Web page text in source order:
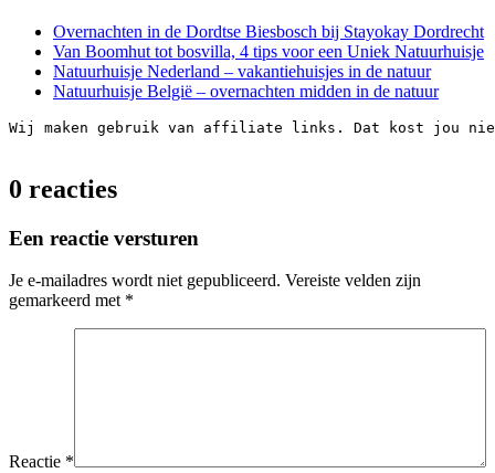
Overnachten in de Dordtse Biesbosch bij Stayokay Dordrecht
Van Boomhut tot bosvilla, 4 tips voor een Uniek Natuurhuisje
Natuurhuisje Nederland – vakantiehuisjes in de natuur
Natuurhuisje België – overnachten midden in de natuur
Wij maken gebruik van affiliate links. Dat kost jou
0 reacties
Een reactie versturen
Je e-mailadres wordt niet gepubliceerd. Vereiste velden zijn
gemarkeerd met *
Reactie *